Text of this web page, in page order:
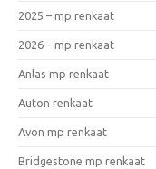
2025 – mp renkaat
2026 – mp renkaat
Anlas mp renkaat
Auton renkaat
Avon mp renkaat
Bridgestone mp renkaat